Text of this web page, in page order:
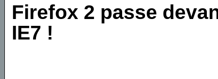
Firefox 2 passe
IE7 !